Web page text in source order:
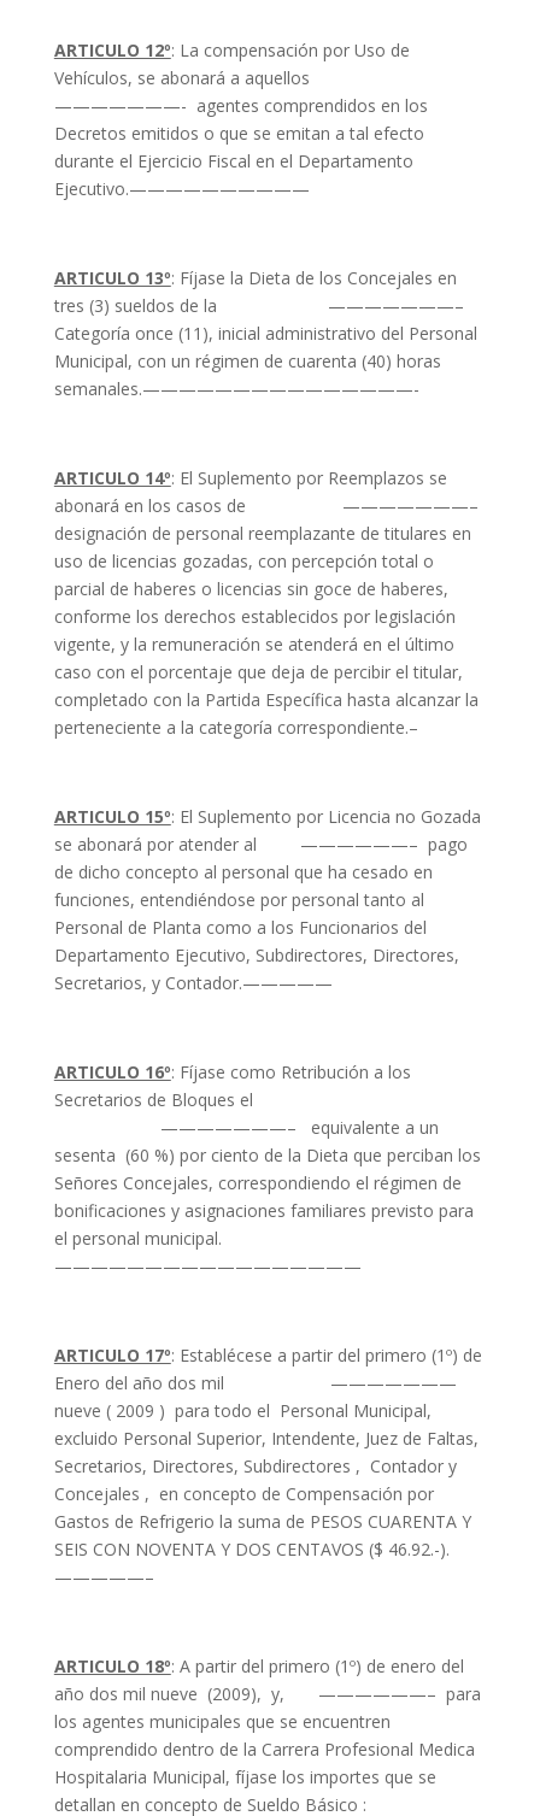
ARTICULO 12º: La compensación por Uso de
Vehículos, se abonará a aquellos
———————- agentes comprendidos en los
Decretos emitidos o que se emitan a tal efecto
durante el Ejercicio Fiscal en el Departamento
Ejecutivo.——————————
ARTICULO 13º: Fíjase la Dieta de los Concejales en
tres (3) sueldos de la ———————–
Categoría once (11), inicial administrativo del Personal
Municipal, con un régimen de cuarenta (40) horas
semanales.———————————————-
ARTICULO 14º: El Suplemento por Reemplazos se
abonará en los casos de ———————–
designación de personal reemplazante de titulares en
uso de licencias gozadas, con percepción total o
parcial de haberes o licencias sin goce de haberes,
conforme los derechos establecidos por legislación
vigente, y la remuneración se atenderá en el último
caso con el porcentaje que deja de percibir el titular,
completado con la Partida Específica hasta alcanzar la
perteneciente a la categoría correspondiente.–
ARTICULO 15º: El Suplemento por Licencia no Gozada
se abonará por atender al ——————– pago
de dicho concepto al personal que ha cesado en
funciones, entendiéndose por personal tanto al
Personal de Planta como a los Funcionarios del
Departamento Ejecutivo, Subdirectores, Directores,
Secretarios, y Contador.—————
ARTICULO 16º: Fíjase como Retribución a los
Secretarios de Bloques el
———————– equivalente a un
sesenta (60 %) por ciento de la Dieta que perciban los
Señores Concejales, correspondiendo el régimen de
bonificaciones y asignaciones familiares previsto para
el personal municipal.
—————————————————
ARTICULO 17º: Establécese a partir del primero (1º) de
Enero del año dos mil ———————
nueve ( 2009 ) para todo el Personal Municipal,
excluido Personal Superior, Intendente, Juez de Faltas,
Secretarios, Directores, Subdirectores , Contador y
Concejales , en concepto de Compensación por
Gastos de Refrigerio la suma de PESOS CUARENTA Y
SEIS CON NOVENTA Y DOS CENTAVOS ($ 46.92.-).
—————–
ARTICULO 18º: A partir del primero (1º) de enero del
año dos mil nueve (2009), y, ——————– para
los agentes municipales que se encuentren
comprendido dentro de la Carrera Profesional Medica
Hospitalaria Municipal, fíjase los importes que se
detallan en concepto de Sueldo Básico :